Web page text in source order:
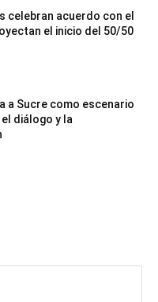
celebran acuerdo con el
el inicio del 50/50
a Sucre como escenario
diálogo y la